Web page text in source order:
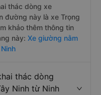
thác dòng xe
đường này là xe Trọng
khảo thêm thông tin
này: Xe giường nằm
thác dòng
Ninh từ Ninh